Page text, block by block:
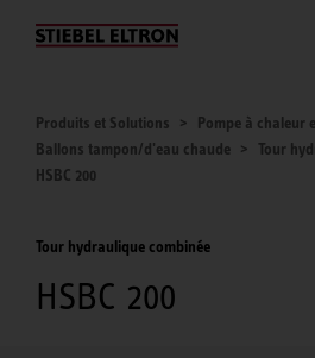
Entreprise
Produits et Solutions
Pompe à chaleur
Ballons tampon/d'eau chaude
Tour
HSBC 200
Tour hydraulique combinée
HSBC 200